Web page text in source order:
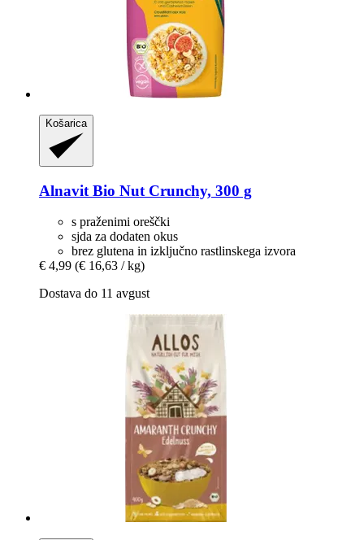
Košarica
Alnavit Bio Nut Crunchy, 300 g
s praženimi oreščki
sjda za dodaten okus
brez glutena in izključno rastlinskega izvora
€ 4,99 (€ 16,63 / kg)
Dostava do 11 avgust